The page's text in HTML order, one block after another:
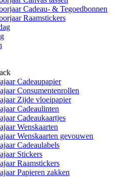
Cadeau- & Tegoedbonnen
Raamstickers
Cadeaupapier
Consumentenrollen
Zijde vloeipapier
Cadeaulinten
Cadeaukaartjes
Wenskaarten
Wenskaarten gevouwen
Cadeaulabels
Stickers
Raamstickers
Papieren zakken